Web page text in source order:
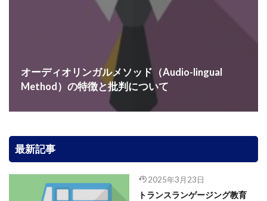
オーディオリンガルメソッド（Audio-lingual
Method）の特徴と批判について
最新記事
2025年3月23日
トランスランゲージング教育